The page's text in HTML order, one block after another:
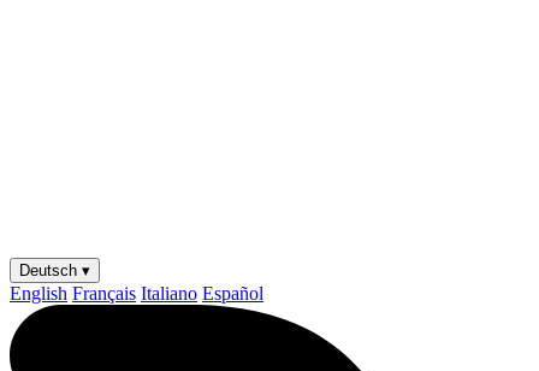
Deutsch ▾
English Français Italiano Español